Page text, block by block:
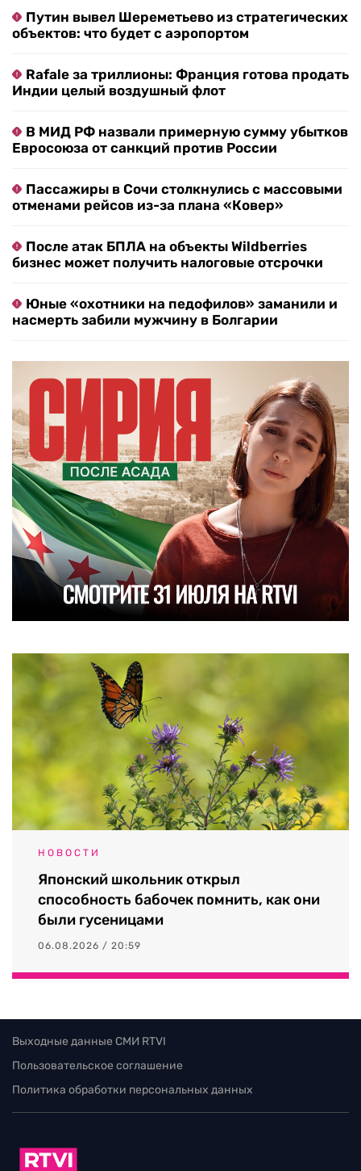
Путин вывел Шереметьево из стратегических
объектов: что будет с аэропортом
Rafale за триллионы: Франция готова продать
Индии целый воздушный флот
В МИД РФ назвали примерную сумму убытков
Евросоюза от санкций против России
Пассажиры в Сочи столкнулись с массовыми
отменами рейсов из-за плана «Ковер»
После атак БПЛА на объекты Wildberries
бизнес может получить налоговые отсрочки
Юные «охотники на педофилов» заманили и
насмерть забили мужчину в Болгарии
НОВОСТИ
Японский школьник открыл
способность бабочек помнить, как они
были гусеницами
06.08.2026 / 20:59
Выходные данные СМИ RTVI
Пользовательское соглашение
Политика обработки персональных данных